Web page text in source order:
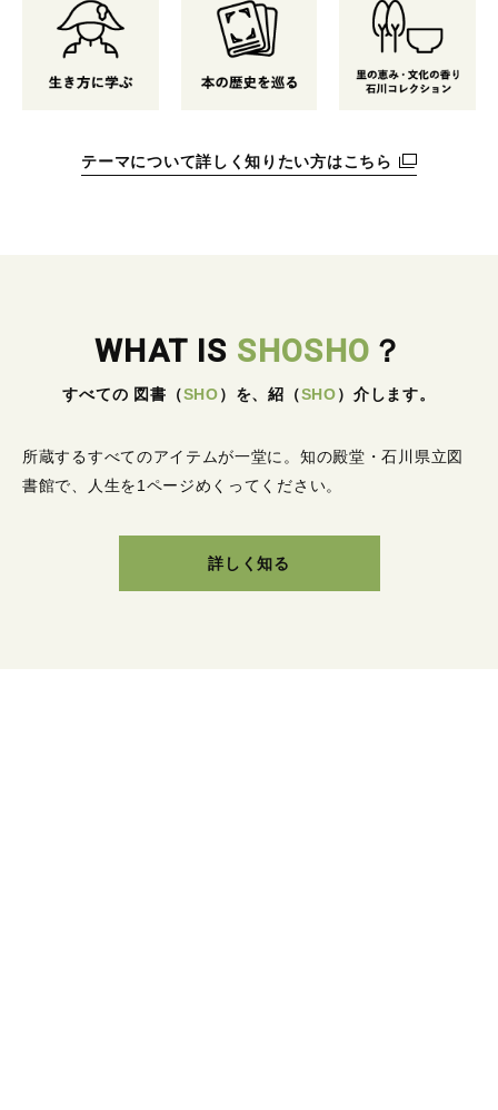
テーマについて詳しく知りたい方はこちら
WHAT IS SHOSHO ？
すべての 図書 （SHO） を、紹 （SHO） 介します。
所蔵するすべてのアイテムが一堂に。 知の殿堂・石川県立図
書館で、人生を1ページめくってください。
詳しく知る